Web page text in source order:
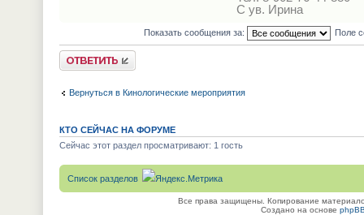
С ув. Ирина
Показать сообщения за: Поле
Ответить
Вернуться в Кинологические мероприятия
КТО СЕЙЧАС НА ФОРУМЕ
Сейчас этот раздел просматривают: 1 гость
Список разделов
Все права защищены. Копирование
Создано на основе